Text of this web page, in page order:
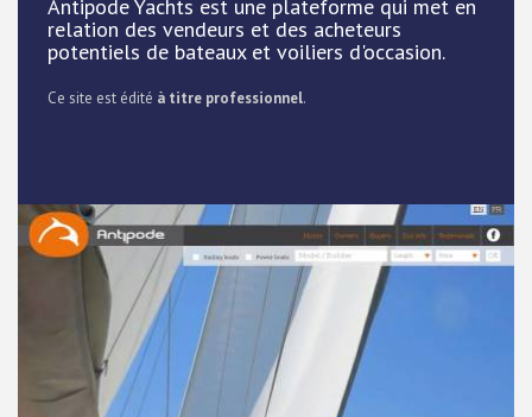
Antipode Yachts est une plateforme qui met en
relation des vendeurs et des acheteurs
potentiels de bateaux et voiliers d'occasion.
Ce site est édité à titre professionnel.